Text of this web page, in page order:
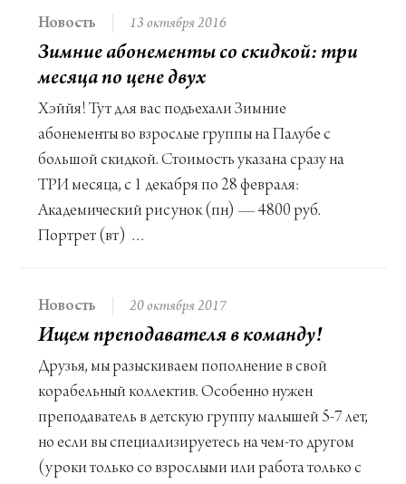
Новость 13 октября 2016
Зимние абонементы со скидкой: три
месяца по цене двух
Хэййя! Тут для вас подъехали Зимние
абонементы во взрослые группы на Палубе с
большой скидкой. Стоимость указана сразу на
ТРИ месяца, с 1 декабря по 28 февраля:
Академический рисунок (пн) — 4800 руб.
Портрет (вт) …
Новость 20 октября 2017
Ищем преподавателя в команду!
Друзья, мы разыскиваем пополнение в свой
корабельный коллектив. Особенно нужен
преподаватель в детскую группу малышей 5-7 лет,
но если вы специализируетесь на чем-то другом
(уроки только со взрослыми или работа только с